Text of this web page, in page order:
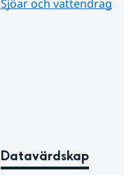
Sjöar och vattendrag
Datavärdskap